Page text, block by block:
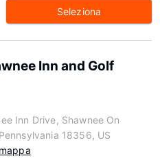
Seleziona
Inn and Golf
Inn Drive, Shawnee On
18356, US